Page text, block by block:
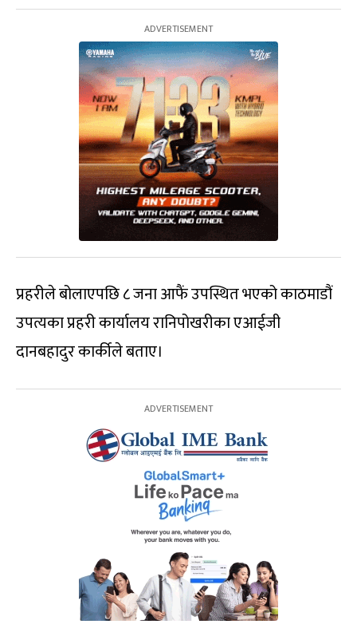
प्रहरीले बोलाएपछि ८ जना आफैं उपस्थित भएको काठमाडौं
उपत्यका प्रहरी कार्यालय रानिपोखरीका एआईजी
दानबहादुर कार्कीले बताए।